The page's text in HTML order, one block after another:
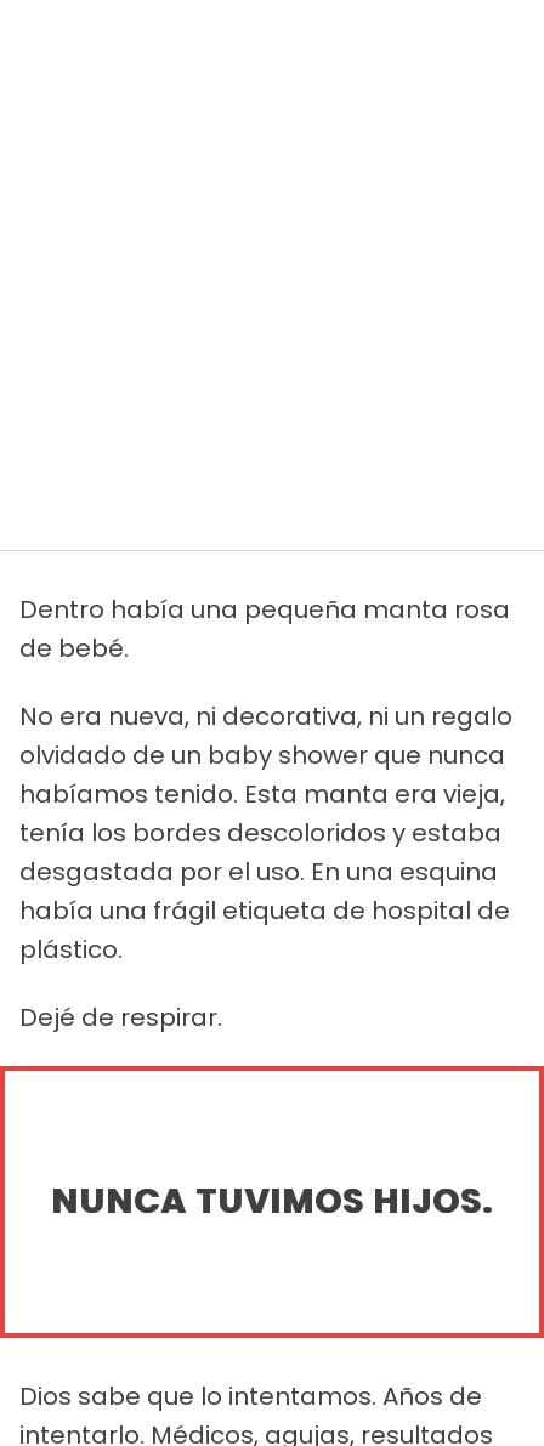
Dentro había una pequeña manta rosa
de bebé.
No era nueva, ni decorativa, ni un regalo
olvidado de un baby shower que nunca
habíamos tenido. Esta manta era vieja,
tenía los bordes descoloridos y estaba
desgastada por el uso. En una esquina
había una frágil etiqueta de hospital de
plástico.
Dejé de respirar.
NUNCA TUVIMOS HIJOS.
Dios sabe que lo intentamos. Años de
intentarlo. Médicos, agujas, resultados